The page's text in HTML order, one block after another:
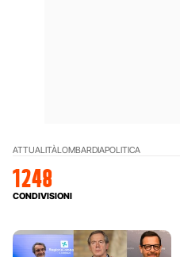
ATTUALITÀLOMBARDIAPOLITICA
1248
CONDIVISIONI